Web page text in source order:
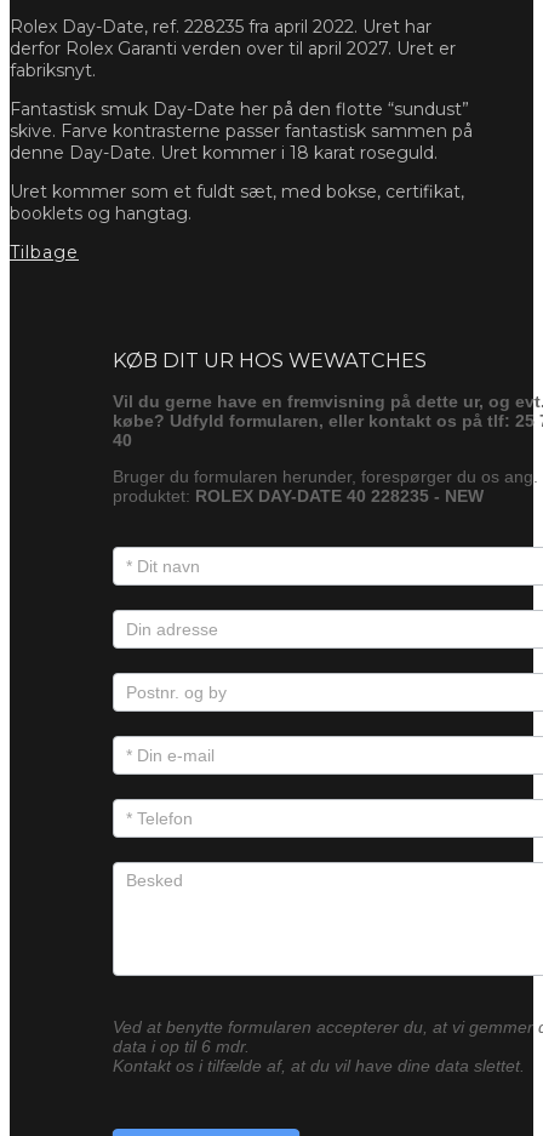
Rolex Day-Date, ref. 228235 fra april 2022. Uret har
derfor Rolex Garanti verden over til april 2027. Uret er
fabriksnyt.
Fantastisk smuk Day-Date her på den flotte “sundust”
skive. Farve kontrasterne passer fantastisk sammen på
denne Day-Date. Uret kommer i 18 karat roseguld.
Uret kommer som et fuldt sæt, med bokse, certifikat,
booklets og hangtag.
Tilbage
KØB DIT UR HOS WEWATCHES
Vil du gerne have en fremvisning på dette ur, og
købe? Udfyld formularen, eller kontakt os på tlf: 25
40
Bruger du formularen herunder, forespørger du os ang.
produktet: ROLEX DAY-DATE 40 228235 - NEW
Ved at benytte formularen accepterer du, at vi gemmer
data i op til 6 mdr.
Kontakt os i tilfælde af, at du vil have dine data slettet.